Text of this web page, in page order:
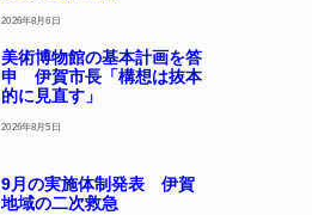
2026年8月6日
美術博物館の基本計画を答
申 伊賀市長「構想は抜本
的に見直す」
2026年8月5日
9月の実施体制発表 伊賀
地域の二次救急